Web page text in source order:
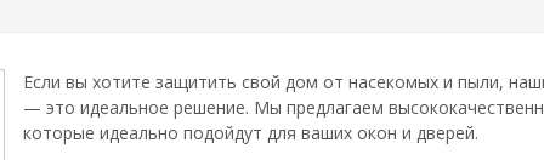
Если вы хотите защитить свой дом от насекомых и пыли,
— это идеальное решение. Мы предлагаем
которые идеально подойдут для ваших окон и дверей.